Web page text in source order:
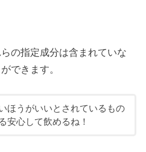
の指定成分は含まれていな
できます。
ほうがいいとされているもの
安心して飲めるね！